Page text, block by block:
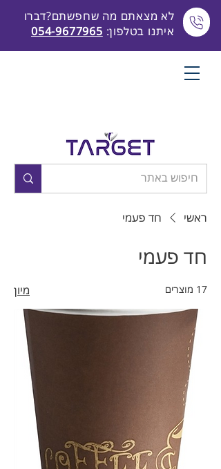
לא מצאתם מה שחפשתם?דברו
איתנו בטלפון: 054-9677965
ראשי חד פעמי
חד פעמי
17 מוצרים מיון